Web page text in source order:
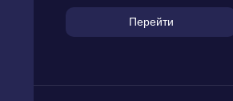
Перейти